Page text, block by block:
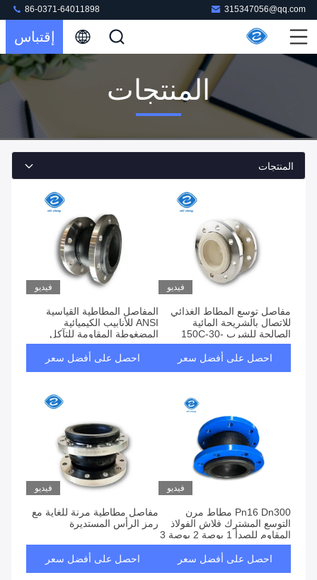
315347056@qq.com
86-0371-64011898
إقتباس
المنتجات
المنتجات
فيديو
مفاصل توسع المطاط الغذائي
للاتصال بالشريحة المائية
الصالحة للشرب -30-150C
احصل على أفضل سعر
فيديو
المفاصل المطاطية القياسية
ANSI للأنابيب الكيميائية
المضغوطة المقاومة للتآكل
احصل على أفضل سعر
فيديو
Pn16 Dn300 مطاط مرن
التوسع المشترك فلاش الفولاذ
المقاوم للصدأ 1 بوصة 2 بوصة 3
بوصة
احصل على أفضل سعر
فيديو
مفاصل مطاطية مرنة للغاية مع
رمز الرأس المستديرة
احصل على أفضل سعر